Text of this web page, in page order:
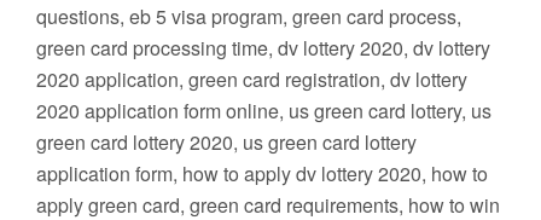
questions, eb 5 visa program, green card process,
green card processing time, dv lottery 2020, dv lottery
2020 application, green card registration, dv lottery
2020 application form online, us green card lottery, us
green card lottery 2020, us green card lottery
application form, how to apply dv lottery 2020, how to
apply green card, green card requirements, how to win